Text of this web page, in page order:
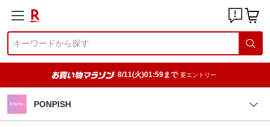
8/11(火)01:59まで 要エントリー
PONPISH